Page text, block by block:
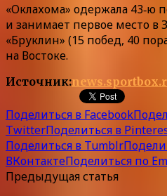
«Оклахома» одержала 43‑ю
и занимает первое место в
«Бруклин» (15 побед, 40
на Востоке.
Источник:
Поделиться в Facebook
TwitterПоделиться в
Поделиться в Tumblr
ВКонтактеПоделиться по
Предыдущая статья